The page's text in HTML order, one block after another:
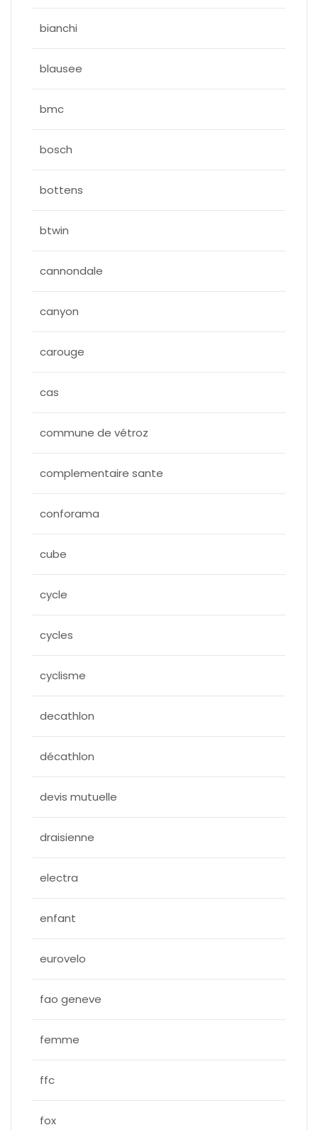
bianchi
blausee
bmc
bosch
bottens
btwin
cannondale
canyon
carouge
cas
commune de vétroz
complementaire sante
conforama
cube
cycle
cycles
cyclisme
decathlon
décathlon
devis mutuelle
draisienne
electra
enfant
eurovelo
fao geneve
femme
ffc
fox